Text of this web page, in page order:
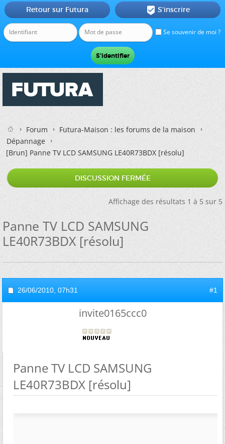
Se souvenir de moi ?
Retour sur Futura  S'inscrire
Forum
Futura-Maison : les forums de la maison
Dépannage
[Brun]Panne TV LCD SAMSUNG LE40R73BDX [résolu]
DISCUSSION FERMÉE
Affichage des résultats 1 à 5 sur 5
Panne TV LCD SAMSUNG
LE40R73BDX [résolu]
26/06/2010, 07h31 #1
invite0165ccc0
Panne TV LCD SAMSUNG
LE40R73BDX [résolu]